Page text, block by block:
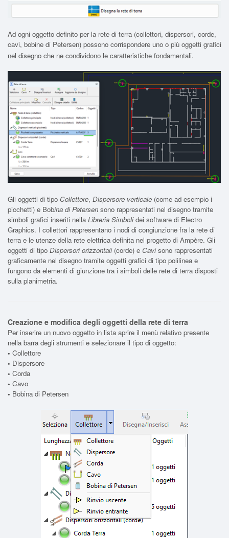
Ad ogni oggetto definito per la rete di terra (collettori, dispersori, corde,
cavi, bobine di Petersen) possono corrispondere uno o più oggetti grafici
nel disegno che ne condividono le caratteristiche fondamentali.
Gli oggetti di tipo Collettore, Dispersore verticale (come ad esempio i
picchetti) e Bobina di Petersen sono rappresentati nel disegno tramite
simboli grafici inseriti nella Libreria Simbolidei software di Electro
Graphics. I collettori rappresentano i nodi di congiunzione fra la rete di
terra e le utenze della rete elettrica definita nel progetto di Ampère. Gli
oggetti di tipo Dispersori orizzontali(corde) e Cavisono rappresentati
graficamente nel disegno tramite oggetti grafici di tipo polilinea e
fungono da elementi di giunzione tra i simboli delle rete di terra disposti
sulla planimetria.
Creazione e modifica degli oggetti della rete di terra
Per inserire un nuovo oggetto in lista aprire il menù relativo presente
nella barra degli strumenti e selezionare il tipo di oggetto:
• Collettore
• Dispersore
• Corda
• Cavo
• Bobina di Petersen